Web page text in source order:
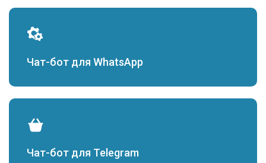
Чат-бот для WhatsApp
Чат-бот для Telegram